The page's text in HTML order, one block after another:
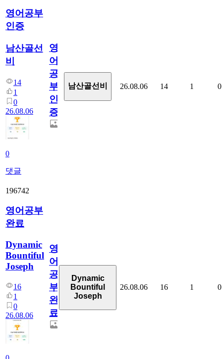
영어공부
인증
남산골선
비
14
1
0
26.08.06
0
댓글
영
어
공
부
인
증
남산골선비 26.08.06 14 1 0
196742
영어공부
완료
Dynamic
Bountiful
Joseph
16
1
0
26.08.06
영
어
공
부
완
료
Dynamic
Bountiful
Joseph
26.08.06 16 1 0